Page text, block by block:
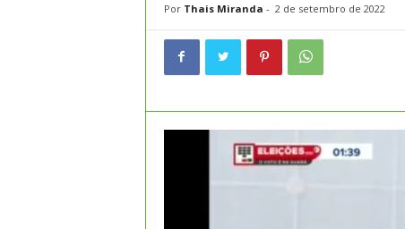
Por Thais Miranda - 2 de setembro de 2022